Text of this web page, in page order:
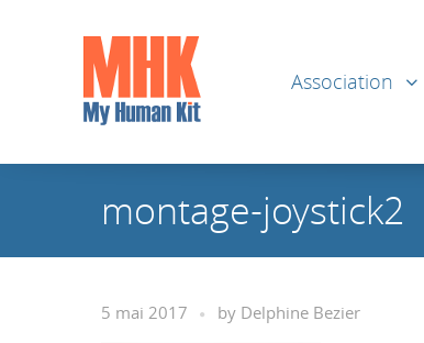
Association
montage-joystick2
5 mai 2017 by Delphine Bezier